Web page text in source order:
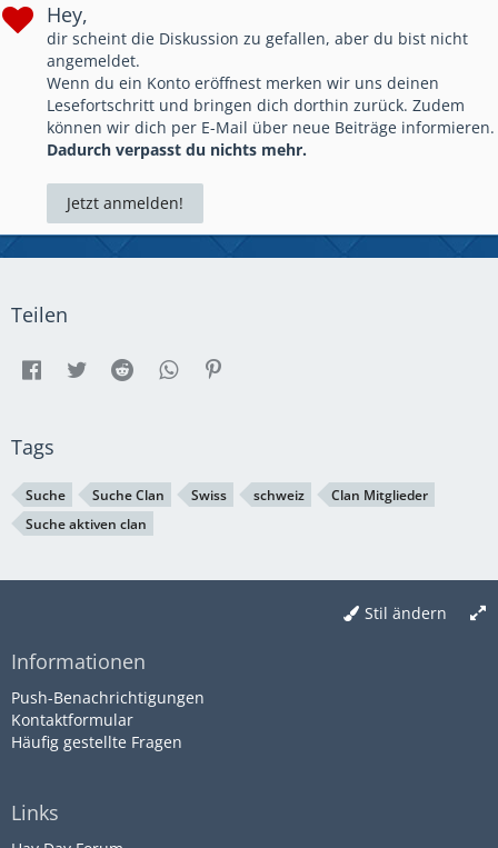
Hey,
dir scheint die Diskussion zu gefallen, aber du bist nicht
angemeldet.
Wenn du ein Konto eröffnest merken wir uns deinen
Lesefortschritt und bringen dich dorthin zurück. Zudem
können wir dich per E-Mail über neue Beiträge informieren.
Dadurch verpasst du nichts mehr.
Jetzt anmelden!
Teilen
Tags
Suche Suche Clan Swiss schweiz
Clan Mitglieder
Suche aktiven clan
Stil ändern
Informationen
Push-Benachrichtigungen
Kontaktformular
Häufig gestellte Fragen
Links